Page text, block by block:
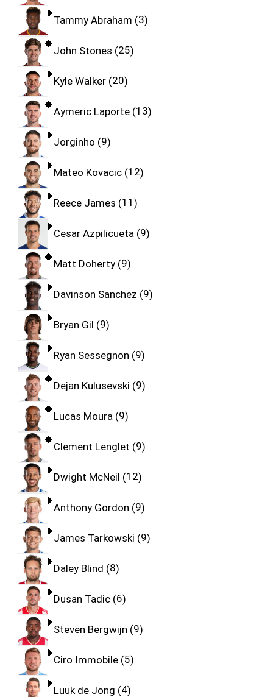
Tammy Abraham 3
John Stones 25
Kyle Walker 20
Aymeric Laporte 13
Jorginho 9
Mateo Kovacic 12
Reece James 11
Cesar Azpilicueta 9
Matt Doherty 9
Davinson Sanchez 9
Bryan Gil 9
Ryan Sessegnon 9
Dejan Kulusevski 9
Lucas Moura 9
Clement Lenglet 9
Dwight McNeil 12
Anthony Gordon 9
James Tarkowski 9
Daley Blind 8
Dusan Tadic 6
Steven Bergwijn 9
Ciro Immobile 5
Luuk de Jong 4